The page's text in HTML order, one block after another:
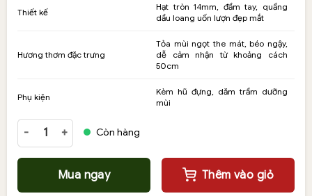
Thiết kế
Hạt tròn 14mm, đầm tay, quầng
dầu loang uốn lượn đẹp mắt
Hương thơm đặc trưng
Tỏa mùi ngọt the mát, béo ngậy,
dễ cảm nhận từ khoảng cách
50cm
Phụ kiện
Kèm hũ đựng, dăm trầm dưỡng
mùi
Còn hàng
Vòng tay trầm hương Banh quầng 14 ly mùi thơm sống mạnh số
Thêm vào giỏ
Mua ngay